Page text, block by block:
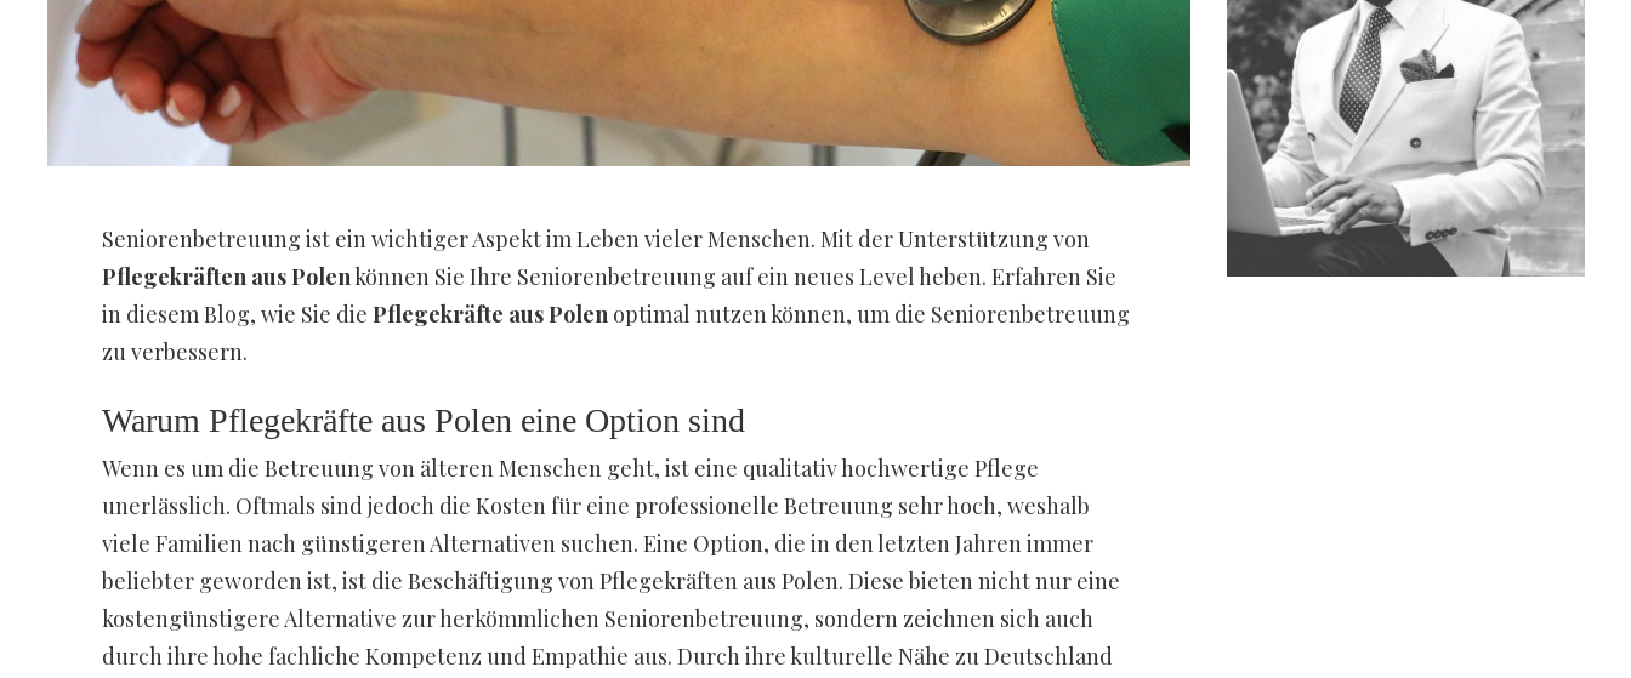
Seniorenbetreuung ist ein wichtiger Aspekt im Leben vieler Menschen. Mit der Unterstützung von
Pflegekräften aus Polenkönnen Sie Ihre Seniorenbetreuung auf ein neues Level heben. Erfahren Sie
in diesem Blog, wie Sie die Pflegekräfte aus Polenoptimal nutzen können, um die Seniorenbetreuung
zu verbessern.
Warum Pflegekräfte aus Polen eine Option sind
Wenn es um die Betreuung von älteren Menschen geht, ist eine qualitativ hochwertige Pflege
unerlässlich. Oftmals sind jedoch die Kosten für eine professionelle Betreuung sehr hoch, weshalb
viele Familien nach günstigeren Alternativen suchen. Eine Option, die in den letzten Jahren immer
beliebter geworden ist, ist die Beschäftigung von Pflegekräften aus Polen. Diese bieten nicht nur eine
kostengünstigere Alternative zur herkömmlichen Seniorenbetreuung, sondern zeichnen sich auch
durch ihre hohe fachliche Kompetenz und Empathie aus. Durch ihre kulturelle Nähe zu Deutschland